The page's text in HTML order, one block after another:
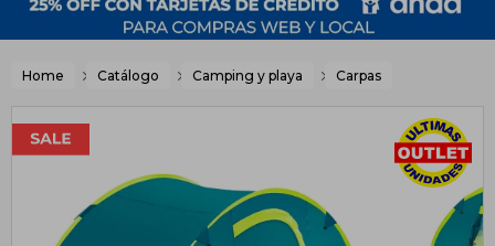
Home Catálogo Camping y playa Carpas